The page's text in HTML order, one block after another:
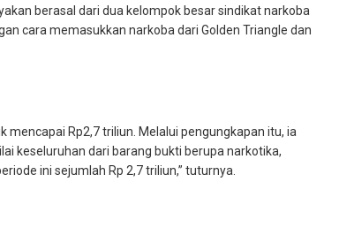
berasal dari dua kelompok besar sindikat narkoba
cara memasukkan narkoba dari Golden Triangle dan
Rp2,7 triliun. Melalui pengungkapan itu, ia
keseluruhan dari barang bukti berupa narkotika,
ini sejumlah Rp 2,7 triliun,” tuturnya.